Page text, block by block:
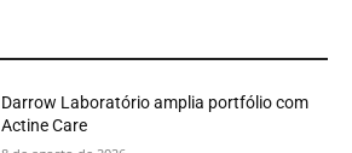
Darrow Laboratório amplia portfólio com
Actine Care